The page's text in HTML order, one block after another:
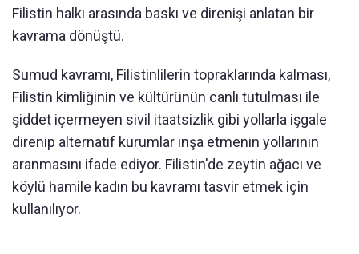
Filistin halkı arasında baskı ve direnişi anlatan bir
kavrama dönüştü.
Sumud kavramı, Filistinlilerin topraklarında kalması,
Filistin kimliğinin ve kültürünün canlı tutulması ile
şiddet içermeyen sivil itaatsizlik gibi yollarla işgale
direnip alternatif kurumlar inşa etmenin yollarının
aranmasını ifade ediyor. Filistin'de zeytin ağacı ve
köylü hamile kadın bu kavramı tasvir etmek için
kullanılıyor.